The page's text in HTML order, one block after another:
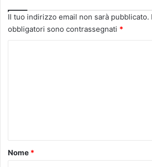
Il tuo indirizzo email non sarà pubblicato.
obbligatori sono contrassegnati *
o
Nome *